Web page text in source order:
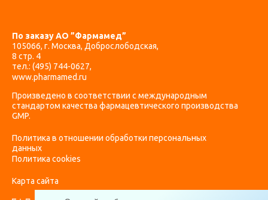
По заказу АО ”Фармамед”
105066, г. Москва, Доброслободская,
8 стр. 4
тел.: (495) 744-0627,
www.pharmamed.ru
Произведено в соответствии с международным
стандартом качества фармацевтического производства
GMP.
Политика в отношении обработки персональных
данных
Политика cookies
Карта сайта